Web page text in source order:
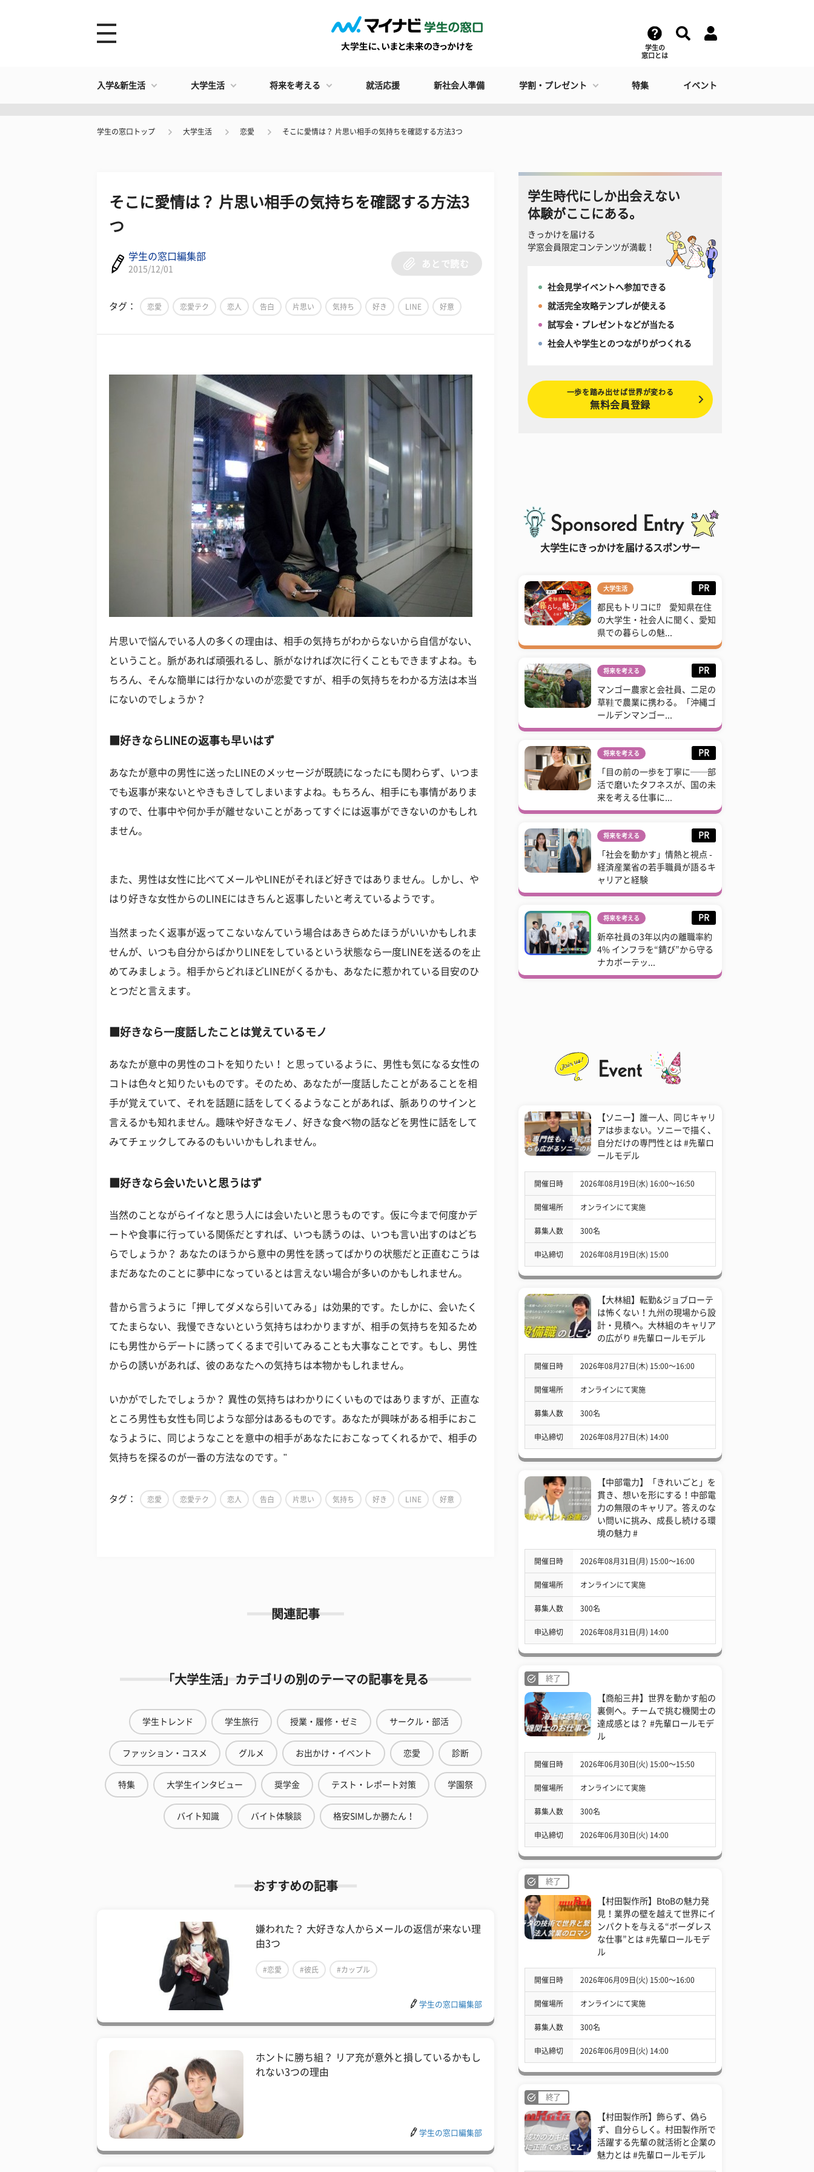
学生の
窓口とは
入学&新生活 大学生活 将来を考える 就活応援 新社会人準備 学割・プレゼント 特集 イベント
学生の窓口トップ 大学生活 恋愛 そこに愛情は？ 片思い相手の気持ちを確認する方法3つ
そこに愛情は？ 片思い相手の気持ちを確認する方法3
つ
学生の窓口編集部
2015/12/01
あとで読む
タグ： 恋愛 恋愛テク 恋人 告白 片思い 気持ち 好き LINE 好意
片思いで悩んでいる人の多くの理由は、相手の気持ちがわからないから自信がない、
ということ。脈があれば頑張れるし、脈がなければ次に行くこともできますよね。も
ちろん、そんな簡単には行かないのが恋愛ですが、相手の気持ちをわかる方法は本当
にないのでしょうか？
■好きならLINEの返事も早いはず
あなたが意中の男性に送ったLINEのメッセージが既読になったにも関わらず、いつま
でも返事が来ないとやきもきしてしまいますよね。もちろん、相手にも事情がありま
すので、仕事中や何か手が離せないことがあってすぐには返事ができないのかもしれ
ません。
また、男性は女性に比べてメールやLINEがそれほど好きではありません。しかし、や
はり好きな女性からのLINEにはきちんと返事したいと考えているようです。
当然まったく返事が返ってこないなんていう場合はあきらめたほうがいいかもしれま
せんが、いつも自分からばかりLINEをしているという状態なら一度LINEを送るのを止
めてみましょう。相手からどれほどLINEがくるかも、あなたに惹かれている目安のひ
とつだと言えます。
■好きなら一度話したことは覚えているモノ
あなたが意中の男性のコトを知りたい！ と思っているように、男性も気になる女性の
コトは色々と知りたいものです。そのため、あなたが一度話したことがあることを相
手が覚えていて、それを話題に話をしてくるようなことがあれば、脈ありのサインと
言えるかも知れません。趣味や好きなモノ、好きな食べ物の話などを男性に話をして
みてチェックしてみるのもいいかもしれません。
■好きなら会いたいと思うはず
当然のことながらイイなと思う人には会いたいと思うものです。仮に今まで何度かデ
ートや食事に行っている関係だとすれば、いつも誘うのは、いつも言い出すのはどち
らでしょうか？ あなたのほうから意中の男性を誘ってばかりの状態だと正直むこうは
まだあなたのことに夢中になっているとは言えない場合が多いのかもしれません。
昔から言うように「押してダメなら引いてみる」は効果的です。たしかに、会いたく
てたまらない、我慢できないという気持ちはわかりますが、相手の気持ちを知るため
にも男性からデートに誘ってくるまで引いてみることも大事なことです。もし、男性
からの誘いがあれば、彼のあなたへの気持ちは本物かもしれません。
いかがでしたでしょうか？ 異性の気持ちはわかりにくいものではありますが、正直な
ところ男性も女性も同じような部分はあるものです。あなたが興味がある相手におこ
なうように、同じようなことを意中の相手があなたにおこなってくれるかで、相手の
気持ちを探るのが一番の方法なのです。"
タグ： 恋愛 恋愛テク 恋人 告白 片思い 気持ち 好き LINE 好意
関連記事
「大学生活」カテゴリの別のテーマの記事を見る
学生トレンド 学生旅行 授業・履修・ゼミ サークル・部活
ファッション・コスメ グルメ お出かけ・イベント 恋愛 診断
特集 大学生インタビュー 奨学金 テスト・レポート対策 学園祭
バイト知識 バイト体験談 格安SIMしか勝たん！
おすすめの記事
嫌われた？ 大好きな人からメールの返信が来ない理
由3つ
#恋愛 #彼氏 #カップル
学生の窓口編集部
ホントに勝ち組？ リア充が意外と損しているかもし
れない3つの理由
学生の窓口編集部
学生時代にしか出会えない
体験がここにある。
きっかけを届ける
学窓会員限定コンテンツが満載！
社会見学イベントへ参加できる
就活完全攻略テンプレが使える
試写会・プレゼントなどが当たる
社会人や学生とのつながりがつくれる
一歩を踏み出せば世界が変わる
無料会員登録
大学生にきっかけを届けるスポンサー
大学生活 PR
都民もトリコに⁉ 愛知県在住
の大学生・社会人に聞く、愛知
県での暮らしの魅...
将来を考える PR
マンゴー農家と会社員、二足の
草鞋で農業に携わる。「沖縄ゴ
ールデンマンゴー...
将来を考える PR
「目の前の一歩を丁寧に──部
活で磨いたタフネスが、国の未
来を考える仕事に...
将来を考える PR
「社会を動かす」情熱と視点 -
経済産業省の若手職員が語るキ
ャリアと経験
将来を考える PR
新卒社員の3年以内の離職率約
4% インフラを“錆び”から守る
ナカボーテッ...
【ソニー】誰一人、同じキャリ
アは歩まない。ソニーで描く、
自分だけの専門性とは #先輩ロ
ールモデル
開催日時 2026年08月19日(水) 16:00〜16:50
開催場所 オンラインにて実施
募集人数 300名
申込締切 2026年08月19日(水) 15:00
【大林組】転勤&ジョブローテ
は怖くない！九州の現場から設
計・見積へ。大林組のキャリア
の広がり #先輩ロールモデル
開催日時 2026年08月27日(木) 15:00〜16:00
開催場所 オンラインにて実施
募集人数 300名
申込締切 2026年08月27日(木) 14:00
【中部電力】「きれいごと」を
貫き、想いを形にする！中部電
力の無限のキャリア。答えのな
い問いに挑み、成長し続ける環
境の魅力 #
開催日時 2026年08月31日(月) 15:00〜16:00
開催場所 オンラインにて実施
募集人数 300名
申込締切 2026年08月31日(月) 14:00
終了
【商船三井】世界を動かす船の
裏側へ。チームで挑む機関士の
達成感とは？ #先輩ロールモデ
ル
開催日時 2026年06月30日(火) 15:00〜15:50
開催場所 オンラインにて実施
募集人数 300名
申込締切 2026年06月30日(火) 14:00
終了
【村田製作所】BtoBの魅力発
見！業界の壁を越えて世界にイ
ンパクトを与える“ボーダレス
な仕事”とは #先輩ロールモデ
ル
開催日時 2026年06月09日(火) 15:00〜16:00
開催場所 オンラインにて実施
募集人数 300名
申込締切 2026年06月09日(火) 14:00
終了
【村田製作所】飾らず、偽ら
ず、自分らしく。村田製作所で
活躍する先輩の就活術と企業の
魅力とは #先輩ロールモデル